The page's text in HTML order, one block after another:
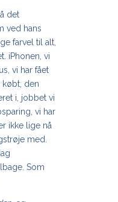
det
ved hans
farvel til alt,
iPhonen, vi
vi har fået
den
i, jobbet vi
vi har
ikke lige nå
med.
Som